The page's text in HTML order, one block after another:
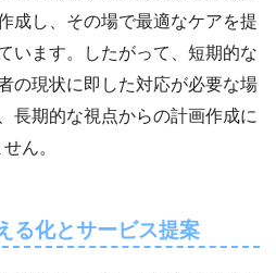
成し、その場で最適なケアを提
います。したがって、短期的な
の現状に即した対応が必要な場
長期的な視点からの計画作成に
ん。
る化とサービス提案